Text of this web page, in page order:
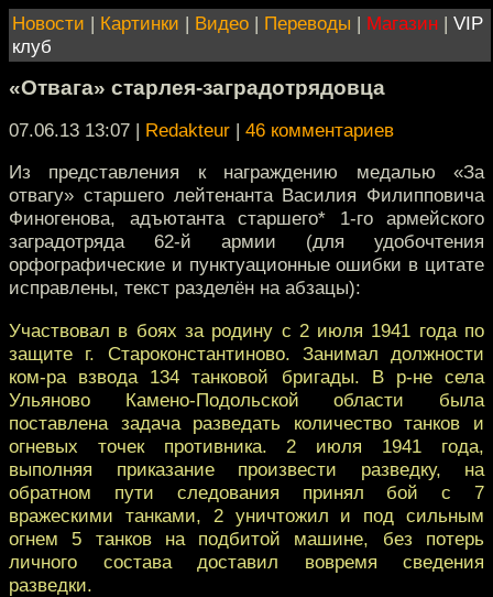
Новости | Картинки | Видео | Переводы | Магазин | VIP
клуб
«Отвага» старлея-заградотрядовца
07.06.13 13:07 | Redakteur | 46 комментариев
Из представления к награждению медалью «За
отвагу» старшего лейтенанта Василия Филипповича
Финогенова, адъютанта старшего* 1-го армейского
заградотряда 62-й армии (для удобочтения
орфографические и пунктуационные ошибки в цитате
исправлены, текст разделён на абзацы):
Участвовал в боях за родину с 2 июля 1941 года по
защите г. Староконстантиново. Занимал должности
ком-ра взвода 134 танковой бригады. В р-не села
Ульяново Камено-Подольской области была
поставлена задача разведать количество танков и
огневых точек противника. 2 июля 1941 года,
выполняя приказание произвести разведку, на
обратном пути следования принял бой с 7
вражескими танками, 2 уничтожил и под сильным
огнем 5 танков на подбитой машине, без потерь
личного состава доставил вовремя сведения
разведки.